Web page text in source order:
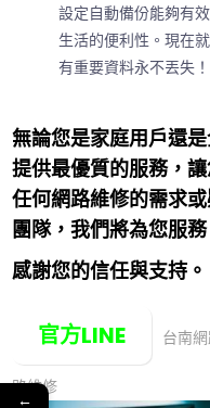
設定自動備份能夠有
生活的便利性。現在
有重要資料永不丟失！
無論您是家庭用戶還
提供最優質的服務，
任何網路維修的需求
團隊，我們將為您服務
感謝您的信任與支持。
官方LINE 台南
路維修
←